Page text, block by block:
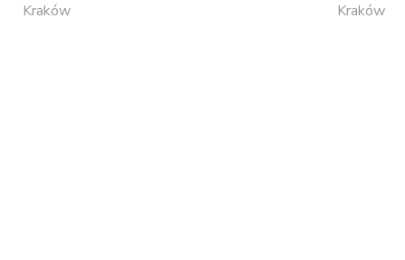
Kraków Kraków